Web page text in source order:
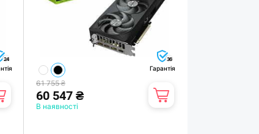
24 36
Гарантія
61 755 ₴
60 547 ₴
В наявності